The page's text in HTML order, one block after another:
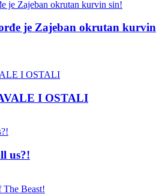
je Zajeban okrutan kurvin
I OSTALI
us?!